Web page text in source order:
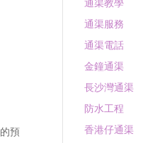
預
通渠教學
通渠服務
通渠電話
金鐘通渠
長沙灣通渠
防水工程
香港仔通渠